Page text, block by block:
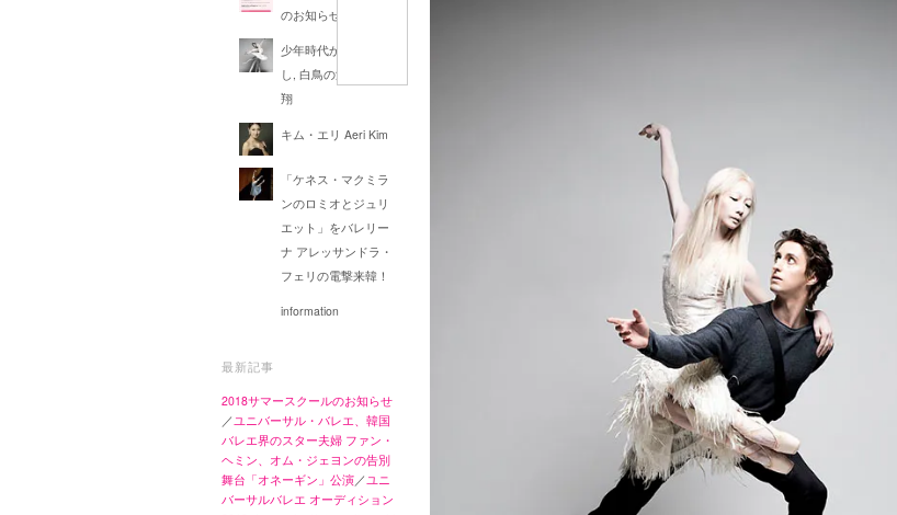
のお知らせ
少年時代からの仲良
し, 白鳥の湖の上へ飛
翔
キム・エリ Aeri Kim
「ケネス・マクミラ
ンのロミオとジュリ
エット」をバレリー
ナ アレッサンドラ・
フェリの電撃来韓！
information
最新記事
2018サマースクールのお知らせ
／ユニバーサル・バレエ、韓国
バレエ界のスター夫婦 ファン・
ヘミン、オム・ジェヨンの告別
舞台「オネーギン」公演／ユニ
バーサルバレエ オーディション